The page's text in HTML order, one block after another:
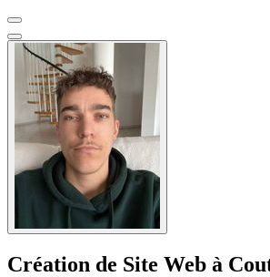
Création de Site Web à